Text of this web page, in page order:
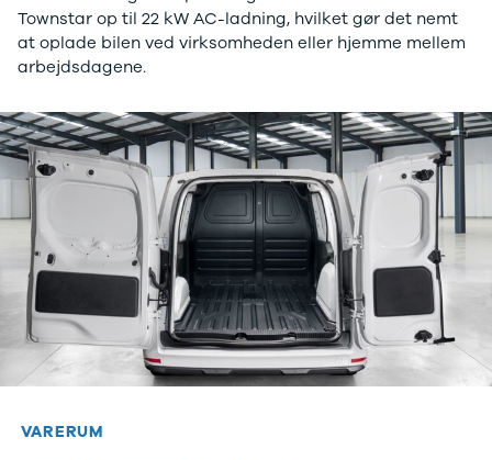
Townstar op til 22 kW AC-ladning, hvilket gør det nemt
at oplade bilen ved virksomheden eller hjemme mellem
arbejdsdagene.
VARERUM